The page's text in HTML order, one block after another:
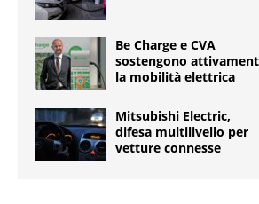
Be Charge e CVA
sostengono
la mobilità elettrica
Mitsubishi Electric,
difesa multilivello per
vetture connesse